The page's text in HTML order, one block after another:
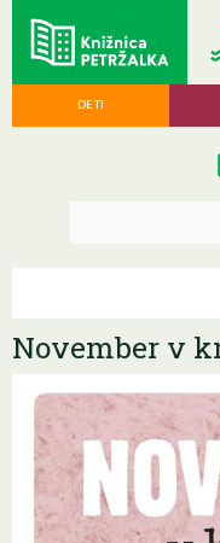
DETI
November v